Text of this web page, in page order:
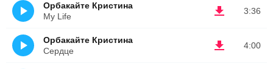
3:36
Орбакайте Кристина
My Life
4:00
Орбакайте Кристина
Сердце